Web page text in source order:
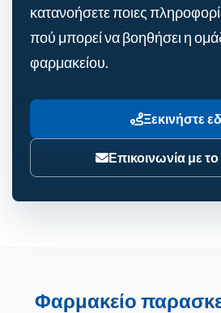
κατανοήσετε ποιες
πού μπορεί να βοηθήσει η
φαρμακείου.
Ξεκινήστε
Επικοινωνία με
Φαρμακείο